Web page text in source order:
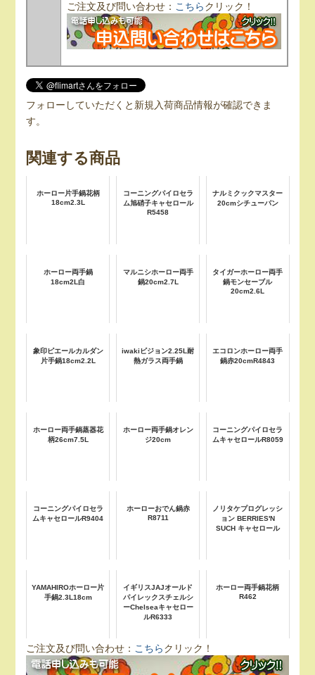
ご注文及び問い合わせ： こちらクリック！
フォローしていただくと新規入荷商品情報が確認できま
す。
関連する商品
ホーロー片手鍋花柄
18cm2.3L
コーニングパイロセラ
ム旭硝子キャセロール
R5458
ナルミクックマスター
20cmシチューパン
ホーロー両手鍋
18cm2L白
マルニシホーロー両手
鍋20cm2.7L
タイガーホーロー両手
鍋モンセーブル
20cm2.6L
象印ピエールカルダン
片手鍋18cm2.2L
iwakiビジョン2.25L耐
熱ガラス両手鍋
エコロンホーロー両手
鍋赤20cmR4843
ホーロー両手鍋蒸器花
柄26cm7.5L
ホーロー両手鍋オレン
ジ20cm
コーニングパイロセラ
ムキャセロールR8059
コーニングパイロセラ
ムキャセロールR9404
ホーローおでん鍋赤
R8711
ノリタケプログレッシ
ョン BERRIES'N
SUCH キャセロール
YAMAHIROホーロー片
手鍋2.3L18cm
イギリスJAJオールド
パイレックスチェルシ
ーChelseaキャセロー
ルR6333
ホーロー両手鍋花柄
R462
ご注文及び問い合わせ： こちらクリック！